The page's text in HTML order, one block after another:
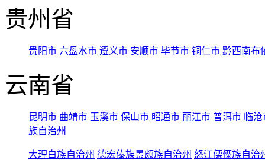
贵州省
贵阳市 六盘水市 遵义市 安顺市 毕节市 铜仁市 黔西南布
云南省
昆明市 曲靖市 玉溪市 保山市 昭通市 丽江市 普洱市 临
族自治州
大理白族自治州 德宏傣族景颇族自治州 怒江傈僳族自治